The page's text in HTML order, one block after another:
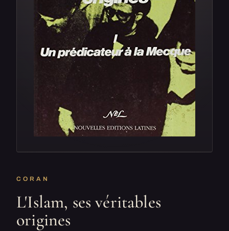
CORAN
L'Islam, ses véritables
origines